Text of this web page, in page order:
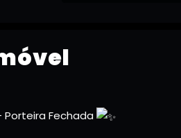
Porteira Fechada